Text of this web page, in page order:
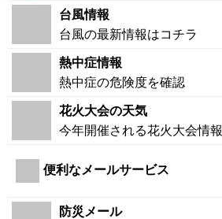
台風情報
台風の最新情報はコチラ
熱中症情報
熱中症の危険度を確認
花火大会の天気
今年開催される花火大会情報
便利なメールサービス
防災メール